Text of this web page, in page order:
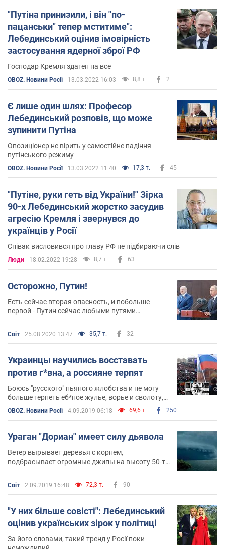
"Путіна принизили, і він "по-
пацанськи" тепер мститиме":
Лебединський оцінив імовірність
застосування ядерної зброї РФ
Господар Кремля здатен на все
OBOZ. Новини Росії 13.03.2022 16:03 8,8 т. 2
Є лише один шлях: Професор
Лебединський розповів, що може
зупинити Путіна
Опозиціонер не вірить у самостійне падіння
путінського режиму
OBOZ. Новини Росії 13.03.2022 11:40 17,3 т. 45
"Путіне, руки геть від України!" Зірка
90-х Лебединський жорстко засудив
агресію Кремля і звернувся до
українців у Росії
Співак висловився про главу РФ не підбираючи слів
Люди 18.02.2022 19:28 8,7 т. 63
Осторожно, Путин!
Есть сейчас вторая опасность, и побольше
первой - Путин сейчас любыми путями
Світ 25.08.2020 13:47 35,7 т. 32
Украинцы научились восставать
против г*вна, а россияне терпят
Боюсь "русского" пьяного жлобства и не могу
больше терпеть еб*ное жулье, ворье и сволоту,
которая на каждом шагу правит современной
Россией
OBOZ. Новини Росії 4.09.2019 06:18 69,6 т. 250
Ураган "Дориан" имеет силу дьявола
Ветер вырывает деревья с корнем,
подбрасывает огромные джипы на высоту 50-ти
Світ 2.09.2019 16:48 72,3 т. 90
"У них більше совісті": Лебединський
оцінив українських зірок у політиці
За його словами, такий тренд у Росії поки